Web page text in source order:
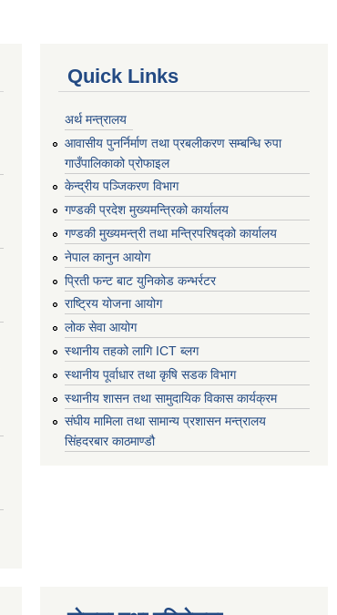
Quick Links
अर्थ मन्त्रालय
आवासीय पुनर्निर्माण तथा प्रबलीकरण सम्बन्धि रुपा
गाउँपालिकाको प्रोफाइल
केन्द्रीय पञ्जिकरण विभाग
गण्डकी प्रदेश मुख्यमन्त्रिको कार्यालय
गण्डकी मुख्यमन्त्री तथा मन्त्रिपरिषद्को कार्यालय
नेपाल कानुन आयोग
प्रिती फन्ट बाट युनिकोड कन्भर्रटर
राष्ट्रिय योजना आयोग
लोक सेवा आयोग
स्थानीय तहको लागि ICT ब्लग
स्थानीय पूर्वाधार तथा कृषि सडक विभाग
स्थानीय शासन तथा सामुदायिक विकास कार्यक्रम
संघीय मामिला तथा सामान्य प्रशासन मन्त्रालय
सिंहदरबार काठमाण्डौ